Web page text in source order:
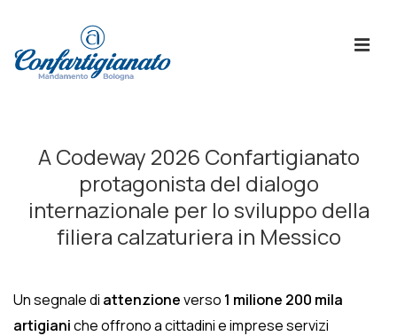
Principale
A Codeway 2026 Confartigianato
protagonista del dialogo
internazionale per lo sviluppo della
filiera calzaturiera in Messico
Un segnale di attenzioneverso 1 milione 200 mila
artigianiche offrono a cittadini e imprese servizi